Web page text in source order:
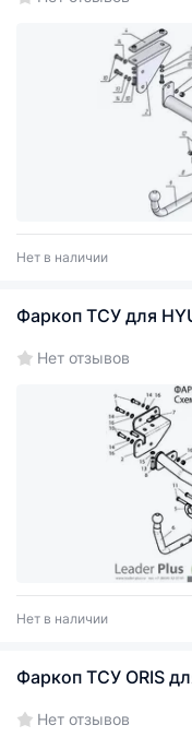
Нет в наличии
Фаркоп ТСУ для
Нет отзывов
Нет в наличии
Фаркоп ТСУ ORIS
Нет отзывов